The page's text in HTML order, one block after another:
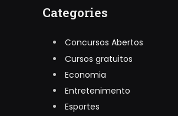
Categories
Concursos Abertos
Cursos gratuitos
Economia
Entretenimento
Esportes